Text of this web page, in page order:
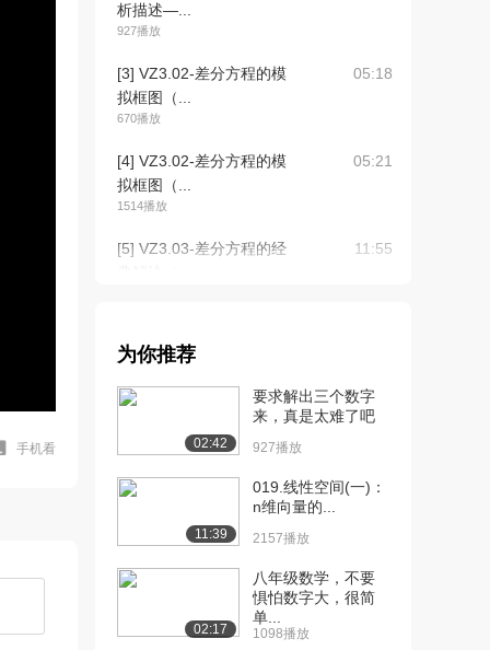
手机看
析描述—...
927播放
[3] VZ3.02-差分方程的模
拟框图（...
670播放
05:18
[4] VZ3.02-差分方程的模
拟框图（...
1514播放
05:21
[5] VZ3.03-差分方程的经
11:55
典解法（...
[7] VZ3.04-零输入响应的
定义和求...
05:14
[8] VZ3.05-零状态响应的
定义和求...
[9] VZ3.05-零状态响应的
定义和求...
待播放
为你推荐
02:42
要求解出三个数字
来，真是太难了吧
927播放
11:39
019.线性空间(一)：
n维向量的...
2157播放
02:17
八年级数学，不要
惧怕数字大，很简
单...
1098播放